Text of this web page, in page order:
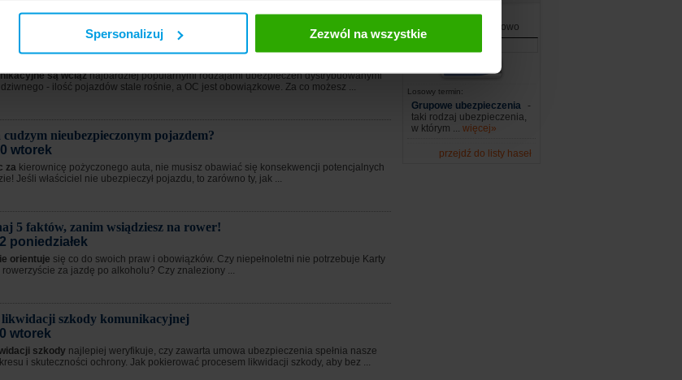
Spersonalizuj Zezwól na wszystkie
w polisach komunikacyjnych?
środa
są wciążnajbardziej popularnymi rodzajami ubezpieczeń dystrybuowanymi
- ilość pojazdów stale rośnie, a OC jest obowiązkowe. Za co możesz ...
nieubezpieczonym pojazdem?
wtorek
za kierownicę pożyczonego auta, nie musisz obawiać się konsekwencji potencjalnych
Jeśli właściciel nie ubezpieczył pojazdu, to zarówno ty, jak ...
5 faktów, zanim wsiądziesz na rower!
poniedziałek
orientuje się co do swoich praw i obowiązków. Czy niepełnoletni nie potrzebuje Karty
za jazdę po alkoholu? Czy znaleziony ...
szkody komunikacyjnej
wtorek
szkody najlepiej weryfikuje, czy zawarta umowa ubezpieczenia spełnia nasze
i skuteczności ochrony. Jak pokierować procesem likwidacji szkody, aby bez ...
Wpisz szukane słowo
Losowy termin:
Grupowe ubezpieczenia
-
taki rodzaj ubezpieczenia,
w którym ... więcej»
przejdź do listy haseł